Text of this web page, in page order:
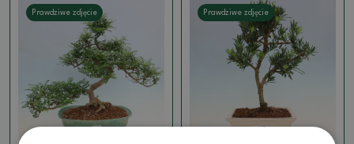
Prawdziwe zdjęcie Prawdziwe zdjęcie